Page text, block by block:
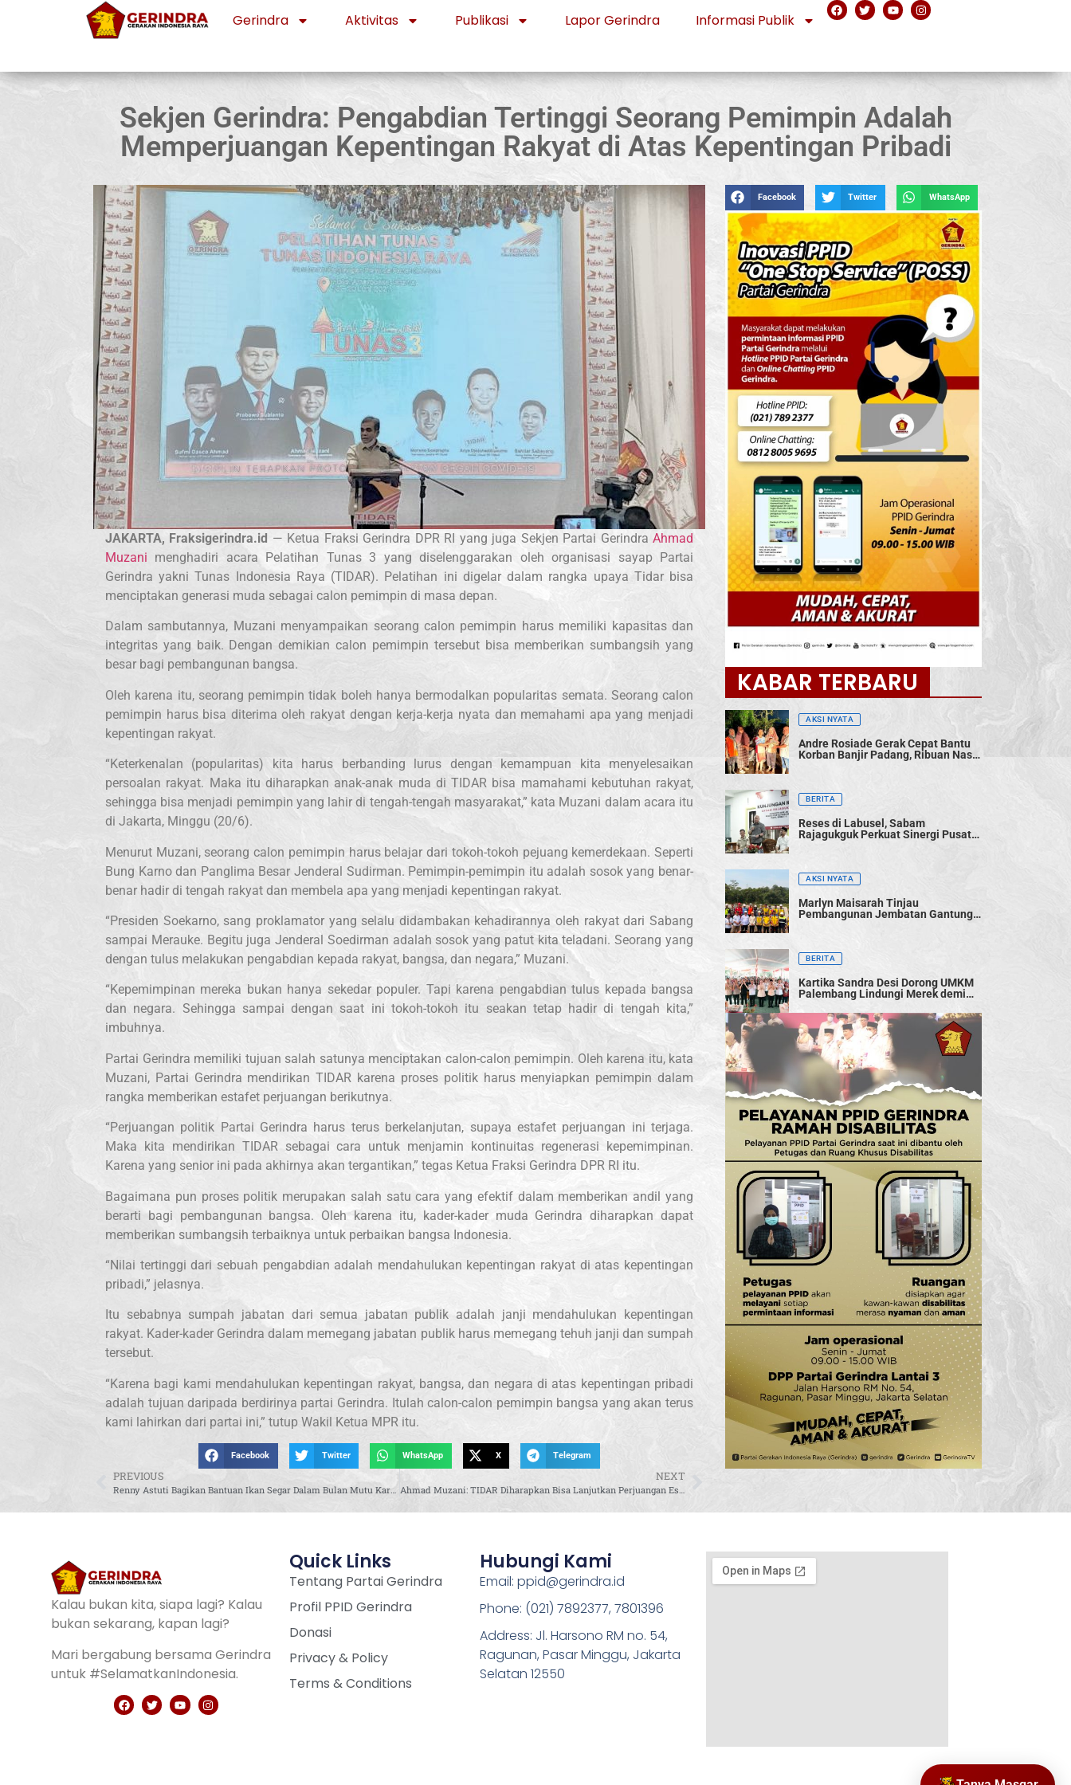
Gerindra Aktivitas Publikasi Lapor Gerindra Informasi Publik
Sekjen Gerindra: Pengabdian Tertinggi Seorang Pemimpin Adalah
Memperjuangan Kepentingan Rakyat di Atas Kepentingan Pribadi
JAKARTA, Fraksigerindra.id — Ketua Fraksi Gerindra DPR RI yang juga Sekjen Partai GerindraAhmad
Muzani menghadiri acara Pelatihan Tunas 3 yang diselenggarakan oleh organisasi sayap Partai
Gerindra yakni Tunas Indonesia Raya (TIDAR). Pelatihan ini digelar dalam rangka upaya Tidar bisa
menciptakan generasi muda sebagai calon pemimpin di masa depan.
Dalam sambutannya, Muzani menyampaikan seorang calon pemimpin harus memiliki kapasitas dan
integritas yang baik. Dengan demikian calon pemimpin tersebut bisa memberikan sumbangsih yang
besar bagi pembangunan bangsa.
Oleh karena itu, seorang pemimpin tidak boleh hanya bermodalkan popularitas semata. Seorang calon
pemimpin harus bisa diterima oleh rakyat dengan kerja-kerja nyata dan memahami apa yang menjadi
kepentingan rakyat.
“Keterkenalan (popularitas) kita harus berbanding lurus dengan kemampuan kita menyelesaikan
persoalan rakyat. Maka itu diharapkan anak-anak muda di TIDAR bisa mamahami kebutuhan rakyat,
sehingga bisa menjadi pemimpin yang lahir di tengah-tengah masyarakat,” kata Muzani dalam acara itu
di Jakarta, Minggu (20/6).
Menurut Muzani, seorang calon pemimpin harus belajar dari tokoh-tokoh pejuang kemerdekaan. Seperti
Bung Karno dan Panglima Besar Jenderal Sudirman. Pemimpin-pemimpin itu adalah sosok yang benar-
benar hadir di tengah rakyat dan membela apa yang menjadi kepentingan rakyat.
“Presiden Soekarno, sang proklamator yang selalu didambakan kehadirannya oleh rakyat dari Sabang
sampai Merauke. Begitu juga Jenderal Soedirman adalah sosok yang patut kita teladani. Seorang yang
dengan tulus melakukan pengabdian kepada rakyat, bangsa, dan negara,” Muzani.
“Kepemimpinan mereka bukan hanya sekedar populer. Tapi karena pengabdian tulus kepada bangsa
dan negara. Sehingga sampai dengan saat ini tokoh-tokoh itu seakan tetap hadir di tengah kita,”
imbuhnya.
Partai Gerindra memiliki tujuan salah satunya menciptakan calon-calon pemimpin. Oleh karena itu, kata
Muzani, Partai Gerindra mendirikan TIDAR karena proses politik harus menyiapkan pemimpin dalam
rangka memberikan estafet perjuangan berikutnya.
“Perjuangan politik Partai Gerindra harus terus berkelanjutan, supaya estafet perjuangan ini terjaga.
Maka kita mendirikan TIDAR sebagai cara untuk menjamin kontinuitas regenerasi kepemimpinan.
Karena yang senior ini pada akhirnya akan tergantikan,” tegas Ketua Fraksi Gerindra DPR RI itu.
Bagaimana pun proses politik merupakan salah satu cara yang efektif dalam memberikan andil yang
berarti bagi pembangunan bangsa. Oleh karena itu, kader-kader muda Gerindra diharapkan dapat
memberikan sumbangsih terbaiknya untuk perbaikan bangsa Indonesia.
“Nilai tertinggi dari sebuah pengabdian adalah mendahulukan kepentingan rakyat di atas kepentingan
pribadi,” jelasnya.
Itu sebabnya sumpah jabatan dari semua jabatan publik adalah janji mendahulukan kepentingan
rakyat. Kader-kader Gerindra dalam memegang jabatan publik harus memegang tehuh janji dan sumpah
tersebut.
“Karena bagi kami mendahulukan kepentingan rakyat, bangsa, dan negara di atas kepentingan pribadi
adalah tujuan daripada berdirinya partai Gerindra. Itulah calon-calon pemimpin bangsa yang akan terus
kami lahirkan dari partai ini,” tutup Wakil Ketua MPR itu.
Facebook Twitter WhatsApp X Telegram
PREVIOUS
Renny Astuti Bagikan Bantuan Ikan Segar Dalam Bulan Mutu Karantina BKIPM Peduli Sosial di Kota Palembang
NEXT
Facebook Twitter WhatsApp
KABAR TERBARU
AKSI NYATA
Andre Rosiade Gerak Cepat Bantu
Korban Banjir Padang, Ribuan Nasi
BERITA
Reses di Labusel, Sabam
Rajagukguk Perkuat Sinergi Pusat-
AKSI NYATA
Marlyn Maisarah Tinjau
Pembangunan Jembatan Gantung
BERITA
Kartika Sandra Desi Dorong UMKM
Palembang Lindungi Merek demi
Kalau bukan kita, siapa lagi? Kalau
bukan sekarang, kapan lagi?
Mari bergabung bersama Gerindra
untuk #SelamatkanIndonesia.
Quick Links
Tentang Partai Gerindra
Profil PPID Gerindra
Donasi
Privacy & Policy
Terms & Conditions
Hubungi Kami
Email: ppid@gerindra.id
Phone: (021) 7892377, 7801396
Address: Jl. Harsono RM no. 54,
Ragunan, Pasar Minggu, Jakarta
Selatan 12550